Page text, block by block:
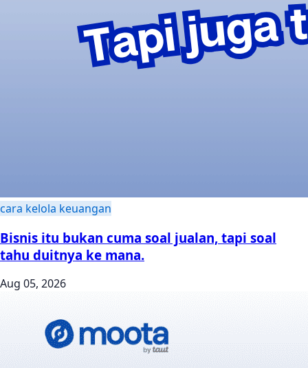
cara kelola keuangan
Bisnis itu bukan cuma soal jualan, tapi soal
tahu duitnya ke mana.
Aug 05, 2026